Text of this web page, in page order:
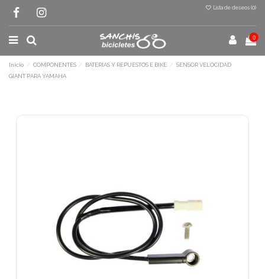
Lista de deseos (0)
0
Inicio COMPONENTES BATERIAS Y REPUESTOS E BIKE
SENSOR VELOCIDAD
GIANT PARA YAMAHA